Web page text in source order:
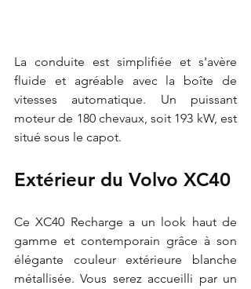
La conduite est simplifiée et s'avère
fluide et agréable avec la boîte de
vitesses automatique. Un puissant
moteur de 180 chevaux, soit 193 kW, est
situé sous le capot.
Extérieur du Volvo XC40
Ce XC40 Recharge a un look haut de
gamme et contemporain grâce à son
élégante couleur extérieure blanche
métallisée. Vous serez accueilli par un